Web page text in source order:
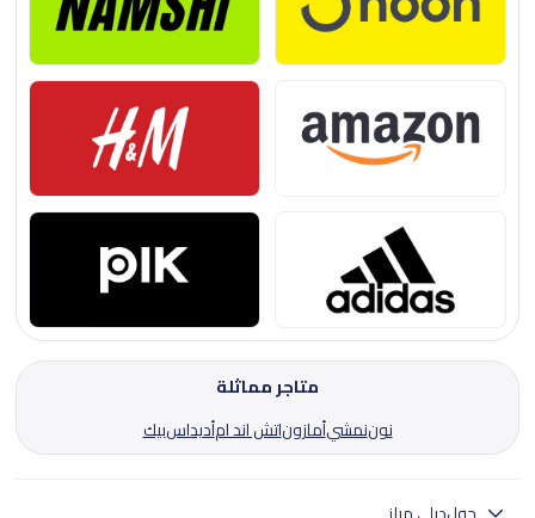
متاجر مماثلة
نوننمشيأمازوناتش اند امأديداسبيك